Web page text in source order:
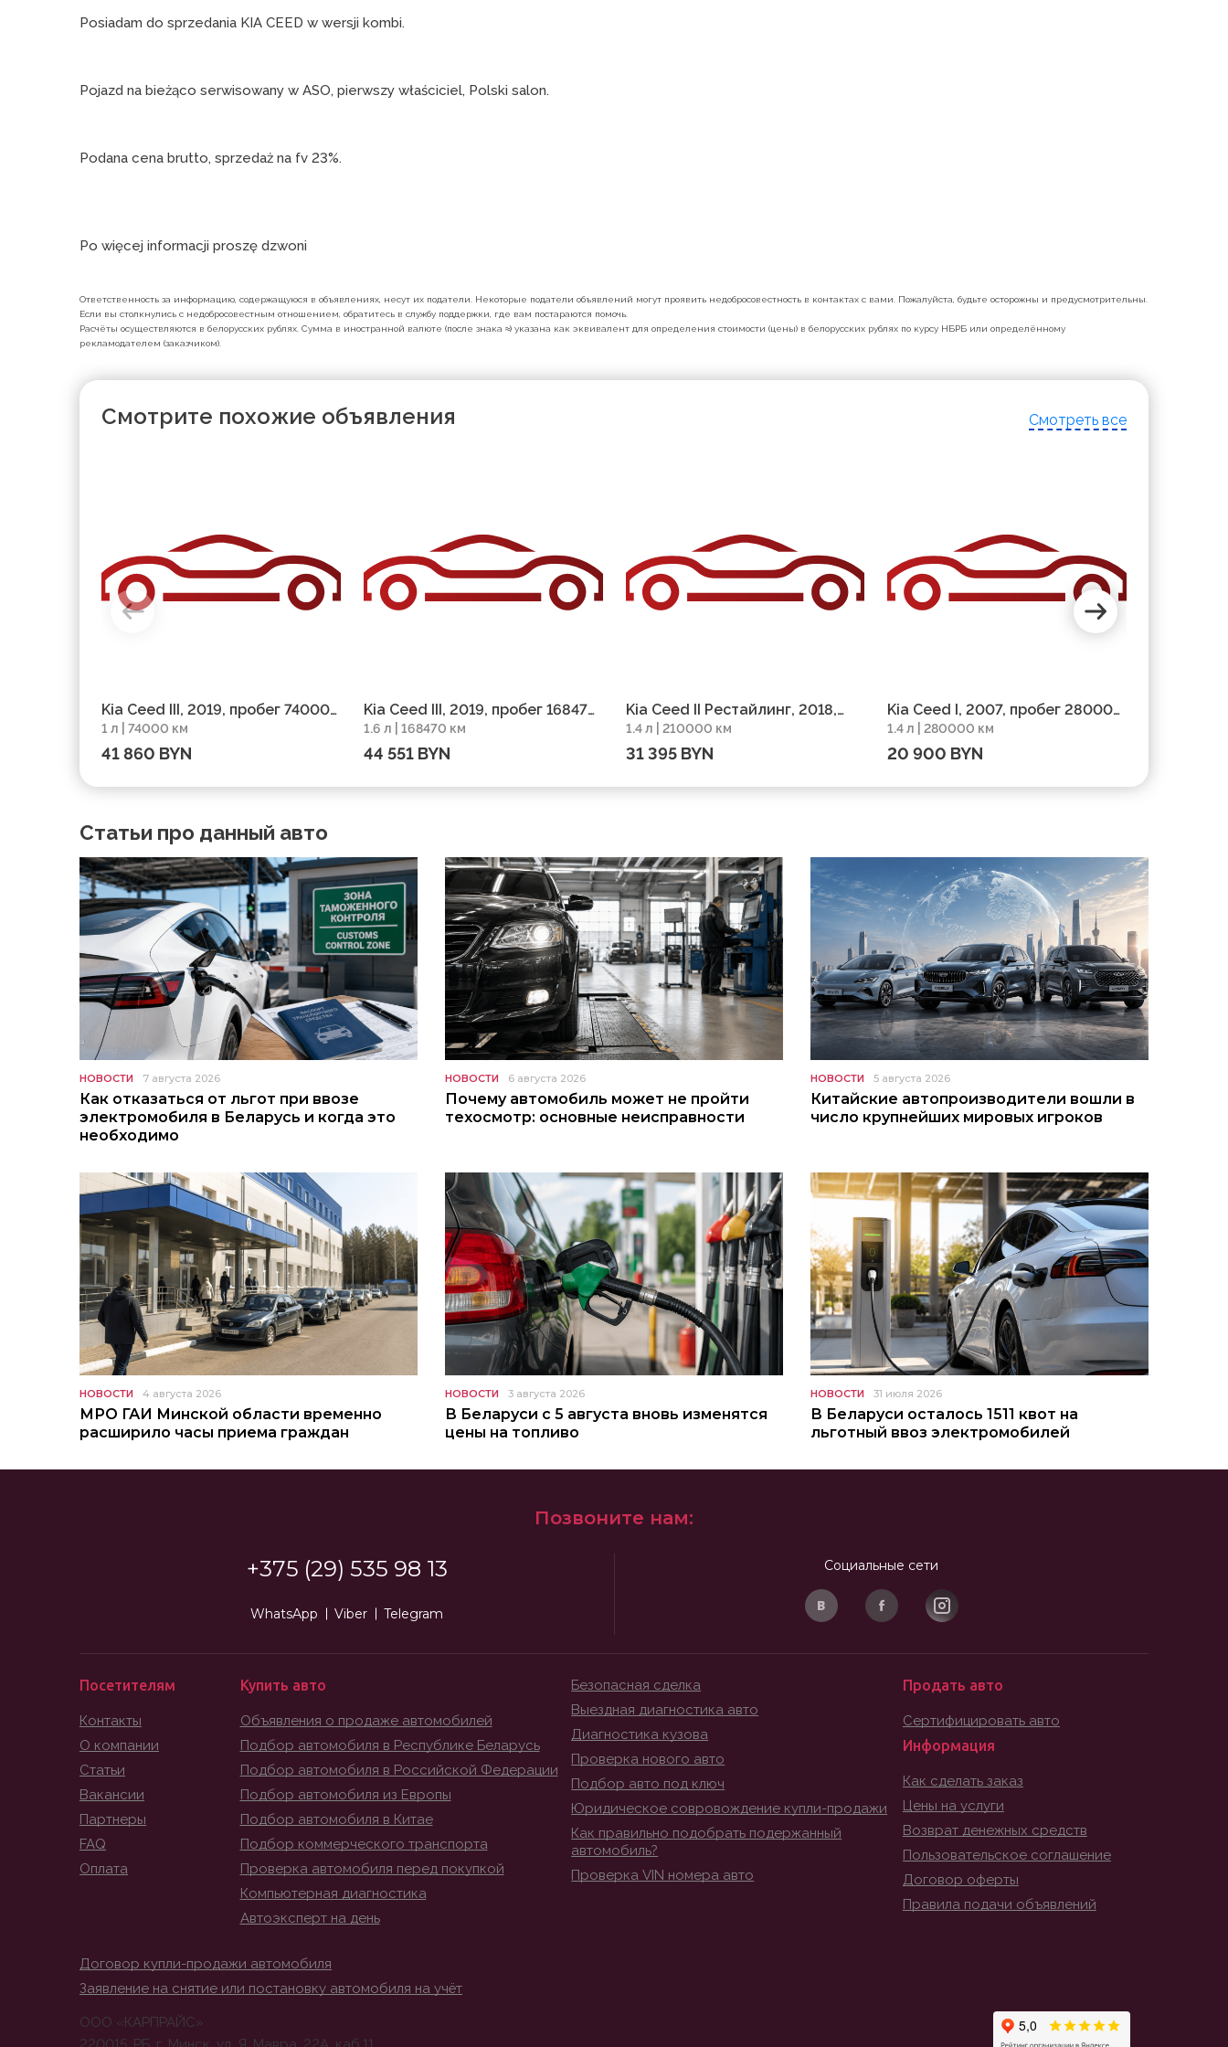
Posiadam do sprzedania KIA CEED w wersji kombi.
Pojazd na bieżąco serwisowany w ASO, pierwszy właściciel, Polski salon.
Podana cena brutto, sprzedaż na fv 23%.
Po więcej informacji proszę dzwoni
Ответственность за информацию, содержащуюся в объявлениях, несут их податели. Некоторые податели объявлений могут проявить недобросовестность в контактах с вами. Пожалуйста, будьте осторожны и предусмотрительны.
Если вы столкнулись с недобросовестным отношением, обратитесь в службу поддержки, где вам постараются помочь.
Расчёты осуществляются в белорусских рублях. Сумма в иностранной валюте (после знака ≈) указана как эквивалент для определения стоимости (цены) в белорусских рублях по курсу НБРБ или определённому
рекламодателем (заказчиком).
Смотрите похожие объявления Смотреть все
Kia Ceed III, 2019, пробег 74000
км
1 л | 74000 км
41 860 BYN
Kia Ceed III, 2019, пробег 168470
км
1.6 л | 168470 км
44 551 BYN
Kia Ceed II Рестайлинг, 2018,
пробег 210000 км
1.4 л | 210000 км
31 395 BYN
Kia Ceed I, 2007, пробег 280000
км
1.4 л | 280000 км
20 900 BYN
Статьи про данный авто
НОВОСТИ 7 августа 2026
Как отказаться от льгот при ввозе
электромобиля в Беларусь и когда это
необходимо
НОВОСТИ 6 августа 2026
Почему автомобиль может не пройти
техосмотр: основные неисправности
НОВОСТИ 5 августа 2026
Китайские автопроизводители вошли в
число крупнейших мировых игроков
НОВОСТИ 4 августа 2026
МРО ГАИ Минской области временно
расширило часы приема граждан
НОВОСТИ 3 августа 2026
В Беларуси с 5 августа вновь изменятся
цены на топливо
НОВОСТИ 31 июля 2026
В Беларуси осталось 1511 квот на
льготный ввоз электромобилей
Позвоните нам:
+375 (29) 535 98 13
WhatsApp Viber Telegram
Социальные сети
Посетителям
Контакты
О компании
Статьи
Вакансии
Партнеры
FAQ
Оплата
Купить авто
Объявления о продаже автомобилей
Подбор автомобиля в Республике Беларусь
Подбор автомобиля в Российской Федерации
Подбор автомобиля из Европы
Подбор автомобиля в Китае
Подбор коммерческого транспорта
Проверка автомобиля перед покупкой
Компьютерная диагностика
Автоэксперт на день
Безопасная сделка
Выездная диагностика авто
Диагностика кузова
Проверка нового авто
Подбор авто под ключ
Юридическое совровождение купли-продажи
Как правильно подобрать подержанный
автомобиль?
Проверка VIN номера авто
Продать авто
Сертифицировать авто
Информация
Как сделать заказ
Цены на услуги
Возврат денежных средств
Пользовательское соглашение
Договор оферты
Правила подачи объявлений
Договор купли-продажи автомобиля
Заявление на снятие или постановку автомобиля на учёт
ООО «КАРПРАЙС»